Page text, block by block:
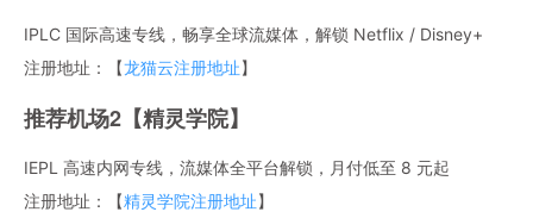
IPLC 国际高速专线，畅享全球流媒体，解锁 Netflix / Disney+
注册地址：【龙猫云注册地址】
推荐机场2【精灵学院】
IEPL 高速内网专线，流媒体全平台解锁，月付低至 8 元起
注册地址：【精灵学院注册地址】